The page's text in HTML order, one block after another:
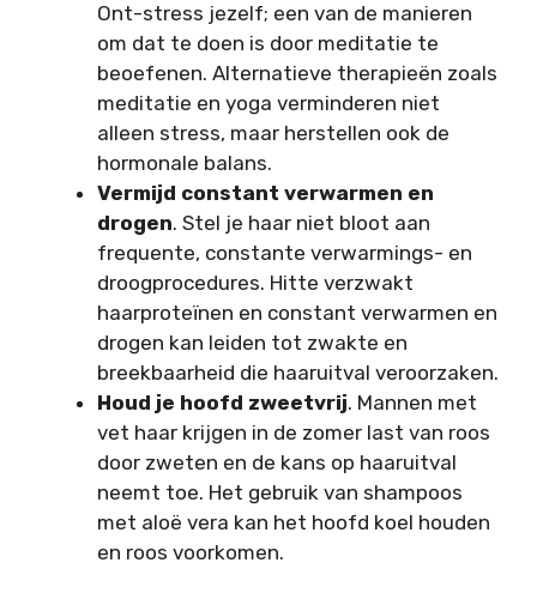
Ont-stress jezelf; een van de manieren
om dat te doen is door meditatie te
beoefenen. Alternatieve therapieën zoals
meditatie en yoga verminderen niet
alleen stress, maar herstellen ook de
hormonale balans.
Vermijd constant verwarmen en
drogen. Stel je haar niet bloot aan
frequente, constante verwarmings- en
droogprocedures. Hitte verzwakt
haarproteïnen en constant verwarmen en
drogen kan leiden tot zwakte en
breekbaarheid die haaruitval veroorzaken.
Houd je hoofd zweetvrij. Mannen met
vet haar krijgen in de zomer last van roos
door zweten en de kans op haaruitval
neemt toe. Het gebruik van shampoos
met aloë vera kan het hoofd koel houden
en roos voorkomen.